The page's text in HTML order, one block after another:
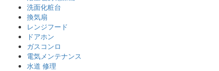
洗面化粧台
換気扇
レンジフード
ドアホン
ガスコンロ
電気メンテナンス
水道 修理